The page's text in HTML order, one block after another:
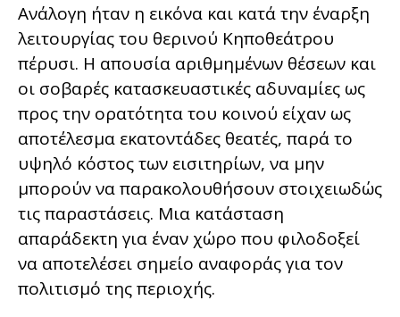
Ανάλογη ήταν η εικόνα και κατά την έναρξη
λειτουργίας του θερινού Κηποθεάτρου
πέρυσι. Η απουσία αριθμημένων θέσεων και
οι σοβαρές κατασκευαστικές αδυναμίες ως
προς την ορατότητα του κοινού είχαν ως
αποτέλεσμα εκατοντάδες θεατές, παρά το
υψηλό κόστος των εισιτηρίων, να μην
μπορούν να παρακολουθήσουν στοιχειωδώς
τις παραστάσεις. Μια κατάσταση
απαράδεκτη για έναν χώρο που φιλοδοξεί
να αποτελέσει σημείο αναφοράς για τον
πολιτισμό της περιοχής.